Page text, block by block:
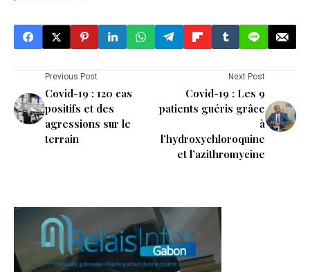
Previous Post
Covid-19 : 120 cas
positifs et des
agressions sur le
terrain
Next Post
Covid-19 : Les 9
patients guéris grâce
à
l’hydroxychloroquine
et l’azithromycine